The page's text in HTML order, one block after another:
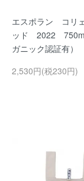
エスポラン コリ
ッド 2022
ガニック認証有）
2,530円(税230円)